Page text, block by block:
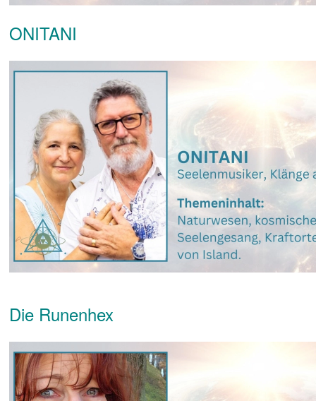
ONITANI
Die Runenhex